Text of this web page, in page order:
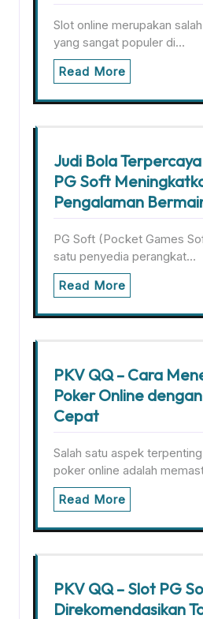
Slot online merupakan
yang sangat populer di…
Read More
Judi Bola
PG Soft
Pengalaman
PG Soft (Pocket Games
satu penyedia perangkat…
Read More
PKV QQ – Cara
Poker Online
Cepat
Salah satu aspek
poker online adalah
Read More
PKV QQ – Slot PG
Direkomendasikan